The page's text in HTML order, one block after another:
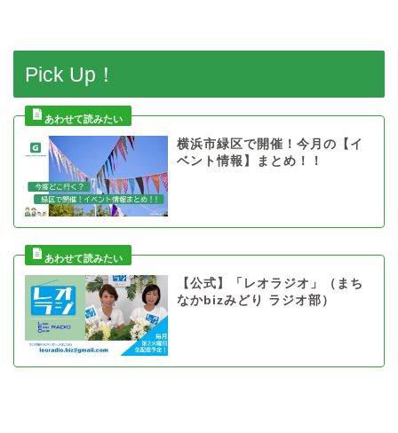
Pick Up！
横浜市緑区で開催！今月の【イ
ベント情報】まとめ！！
【公式】「レオラジオ」（まち
なかbizみどり ラジオ部）